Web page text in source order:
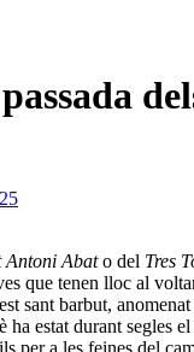
Antoni Abato del Tres
que tenen lloc al
sant barbut,
ha estat durant segles
per a les feines del